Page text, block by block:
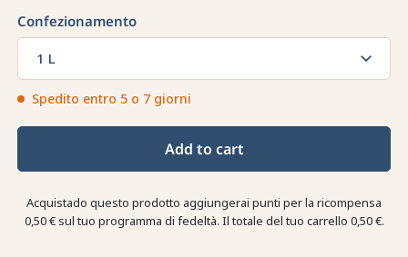
Confezionamento
1 L
Spedito entro 5 o 7 giorni
Add to cart
Acquistado questo prodotto aggiungerai punti per la ricompensa
0,50 €sul tuo programma di fedeltà. Il totale del tuo carrello 0,50 €.